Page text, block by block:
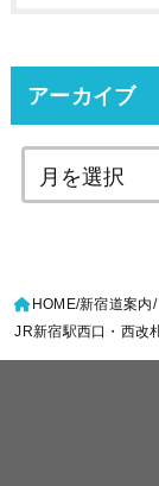
アーカイブ
HOME 新宿道案内
JR新宿駅西口・西改